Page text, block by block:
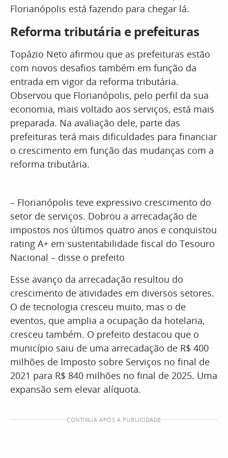
Florianópolis está fazendo para chegar lá.
Reforma tributária e prefeituras
Topázio Neto afirmou que as prefeituras estão
com novos desafios também em função da
entrada em vigor da reforma tributária.
Observou que Florianópolis, pelo perfil da sua
economia, mais voltado aos serviços, está mais
preparada. Na avaliação dele, parte das
prefeituras terá mais dificuldades para financiar
o crescimento em função das mudanças com a
reforma tributária.
– Florianópolis teve expressivo crescimento do
setor de serviços. Dobrou a arrecadação de
impostos nos últimos quatro anos e conquistou
rating A+ em sustentabilidade fiscal do Tesouro
Nacional – disse o prefeito
Esse avanço da arrecadação resultou do
crescimento de atividades em diversos setores.
O de tecnologia cresceu muito, mas o de
eventos, que amplia a ocupação da hotelaria,
cresceu também. O prefeito destacou que o
município saiu de uma arrecadação de R$ 400
milhões de Imposto sobre Serviços no final de
2021 para R$ 840 milhões no final de 2025. Uma
expansão sem elevar alíquota.
CONTINUA APÓS A PUBLICIDADE